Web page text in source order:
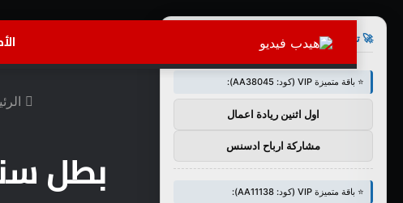
بطل
🚀 توصيات :
⭐ باقة متميزة VIP (كود: AA38045):
اول اثنين ريادة اعمال
مشاركة ارباح ادسنس
⭐ باقة متميزة VIP (كود: AA11138):